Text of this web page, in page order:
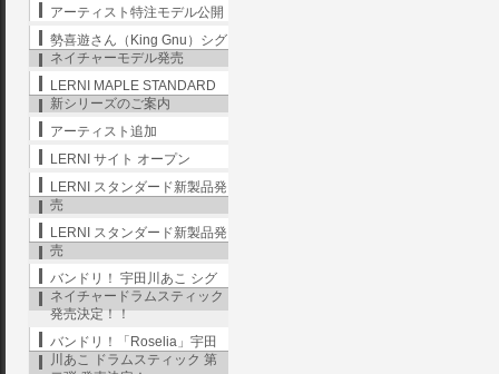
アーティスト特注モデル公開
勢喜遊さん（King Gnu）シグ
ネイチャーモデル発売
LERNI MAPLE STANDARD
新シリーズのご案内
アーティスト追加
LERNI サイト オープン
LERNI スタンダード新製品発
売
LERNI スタンダード新製品発
売
バンドリ！ 宇田川あこ シグ
ネイチャードラムスティック
発売決定！！
バンドリ！「Roselia」宇田
川あこ ドラムスティック 第